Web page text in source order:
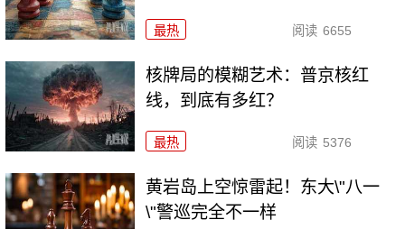
最热 阅读 6655
核牌局的模糊艺术：普京核红
线，到底有多红？
最热 阅读 5376
黄岩岛上空惊雷起！东大\"八一
\"警巡完全不一样